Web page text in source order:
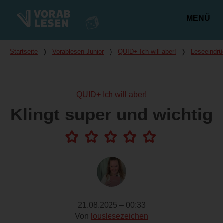
MENÜ
Du bist hier
Startseite ❭ Vorablesen Junior ❭ QUID+ Ich will aber! ❭
QUID+ Ich will aber!
Klingt super und wichtig
21.08.2025 – 00:33
Von louslesezeichen